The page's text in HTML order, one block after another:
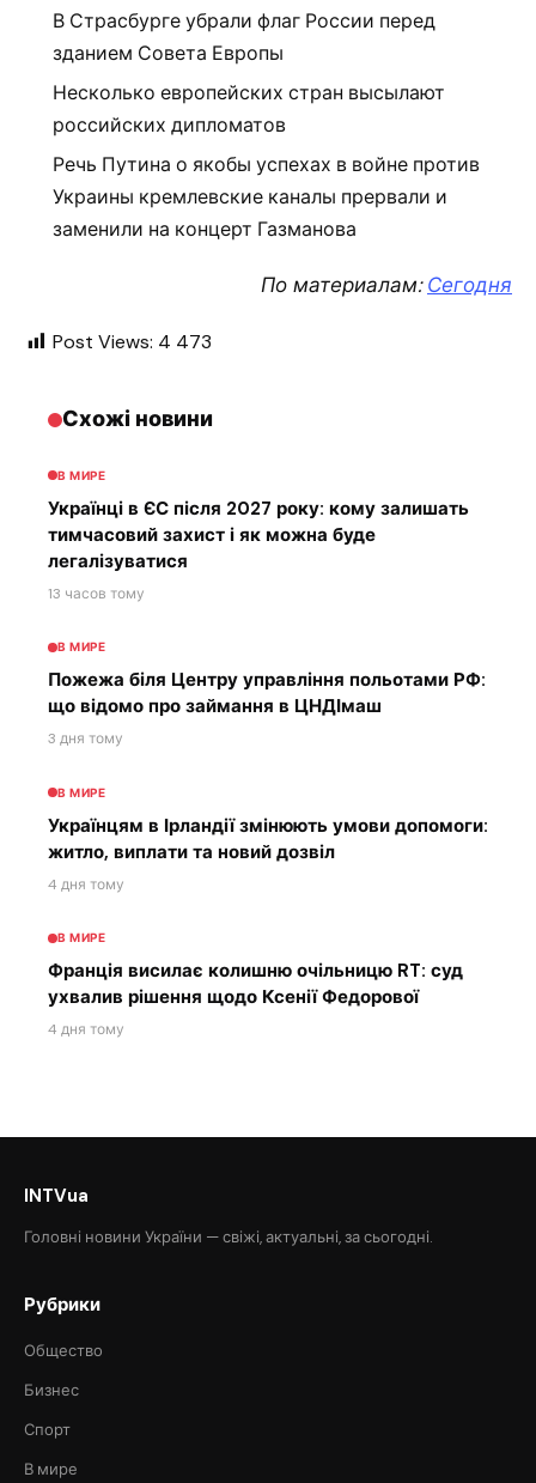
В Страсбурге убрали флаг России перед
зданием Совета Европы
Несколько европейских стран высылают
российских дипломатов
Речь Путина о якобы успехах в войне против
Украины кремлевские каналы прервали и
заменили на концерт Газманова
По материалам:Сегодня
Post Views: 4 473
Схожі новини
В МИРЕ
Українці в ЄС після 2027 року: кому залишать
тимчасовий захист і як можна буде
легалізуватися
13 часов тому
В МИРЕ
Пожежа біля Центру управління польотами РФ:
що відомо про займання в ЦНДІмаш
3 дня тому
В МИРЕ
Українцям в Ірландії змінюють умови допомоги:
житло, виплати та новий дозвіл
4 дня тому
В МИРЕ
Франція висилає колишню очільницю RT: суд
ухвалив рішення щодо Ксенії Федорової
4 дня тому
INTVua
Головні новини України — свіжі, актуальні, за сьогодні.
Рубрики
Общество
Бизнес
Спорт
В мире